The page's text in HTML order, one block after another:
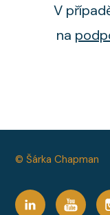
V
na
© Šárka Chapman